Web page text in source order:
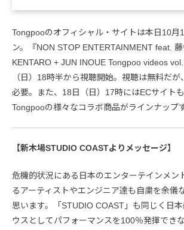
Tongpooのオフィシャル・サイトは本日10月
ン。『NON STOP ENTERTAINMENT feat.
KENTARO + JUN INOUE Tongpoo videos
（日）18時半から視聴開始。視聴は無料だ
必要。また、18日（日）17時にはECサイトも
Tongpooの様々なコラボ商品がラインナップ
【新木場STUDIO COASTよりメッセージ】
危機的状況にある日本のエンターテインメン
るアーティストやエンジニア達も自粛を余儀
思います。「STUDIO COAST」も同じく日
ウスとしてパフォーマンスを100％発揮でき